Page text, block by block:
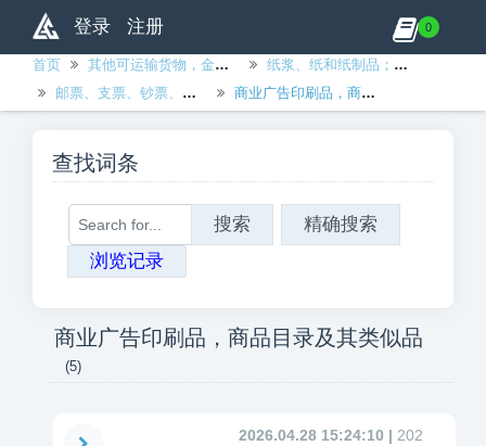
0
登录 注册
首页 其他可运输货物，金属制品、机械和设备除外
纸浆、纸和纸制品；印刷品及有关物品
邮票、支票、钞票、股票、明信片、贺卡、广告印刷品、图片和其他印刷品
商业广告印刷品，商品目录及其类似品
查找词条
搜索
精确搜索
浏览记录
商业广告印刷品，商品目录及其类似品
(5)
2026.04.28 15:24:10 | 202